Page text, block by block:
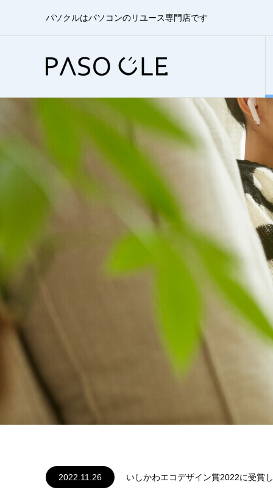
パソクルはパソコンのリユース専門店です
2022.11.26 いしかわエコデザイン賞2022に受賞
2022.07.30
2021.04.22
2021.03.13
2020.11.16